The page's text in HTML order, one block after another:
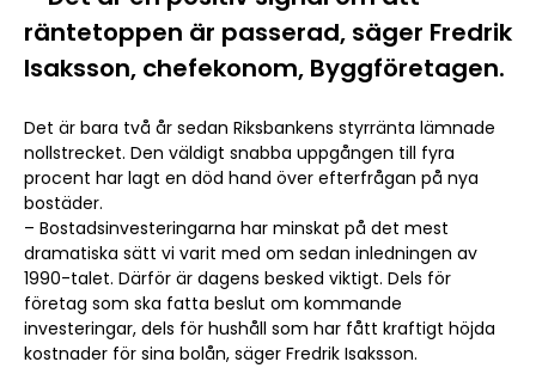
räntetoppen är passerad, säger Fredrik
Isaksson, chefekonom, Byggföretagen.
Det är bara två år sedan Riksbankens styrränta lämnade
nollstrecket. Den väldigt snabba uppgången till fyra
procent har lagt en död hand över efterfrågan på nya
bostäder.
– Bostadsinvesteringarna har minskat på det mest
dramatiska sätt vi varit med om sedan inledningen av
1990-talet. Därför är dagens besked viktigt. Dels för
företag som ska fatta beslut om kommande
investeringar, dels för hushåll som har fått kraftigt höjda
kostnader för sina bolån, säger Fredrik Isaksson.